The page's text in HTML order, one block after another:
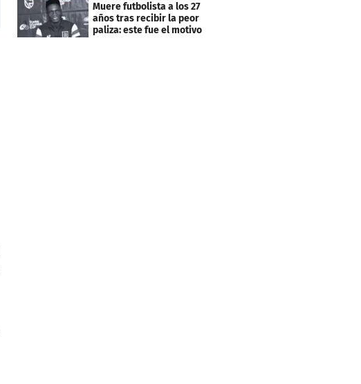
Muere futbolista a los 27
años tras recibir la peor
paliza: este fue el motivo